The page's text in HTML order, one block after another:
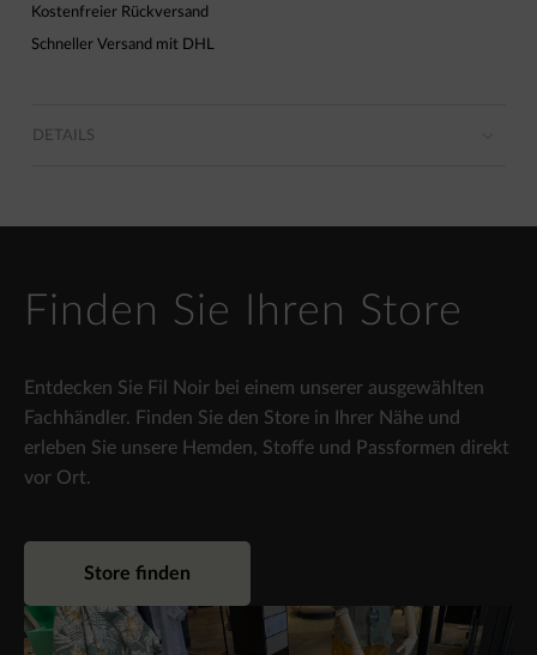
Kostenfreier Rückversand
Schneller Versand mit DHL
DETAILS
Finden Sie Ihren Store
Entdecken Sie Fil Noir bei einem unserer ausgewählten
Fachhändler. Finden Sie den Store in Ihrer Nähe und
erleben Sie unsere Hemden, Stoffe und Passformen direkt
vor Ort.
Store finden